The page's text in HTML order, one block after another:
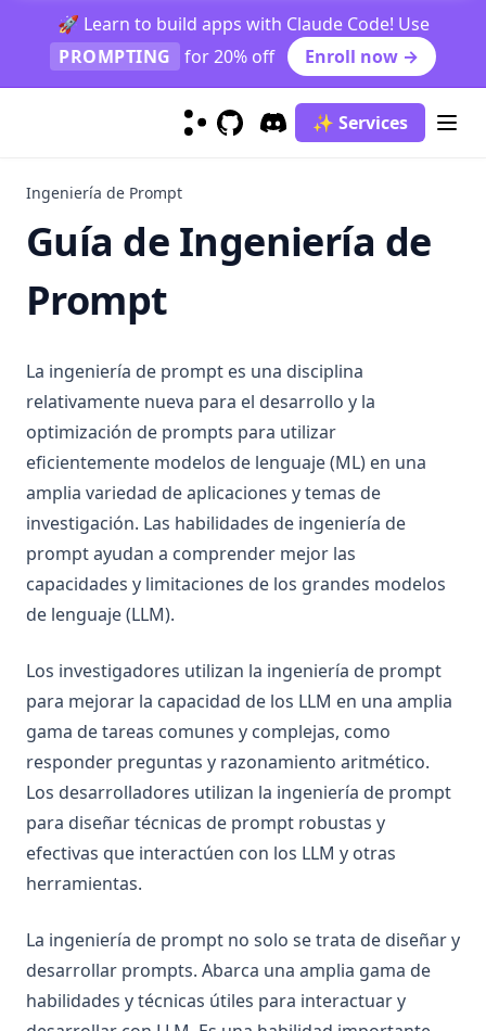
🚀 Learn to build apps with Claude Code! Use
PROMPTING
for 20% off Enroll now →
(opens in a new tab)
Discord
(opens in a new tab)
✨ Services
Gemini Advanced
Gemini 1.5 Pro
OLMo
Sora
Listado de LLMs
claude-3
grok-1
kimi-k2.5
llama-3
mistral-large
mixtral-8x22b
Riesgos y Malos Usos
Adversarial Prompting
Sesgos
LLM Research Findings
LLM Agents
RAG for LLMs
Trustworthiness in LLMs
groq
infini-attention
llm-reasoning
llm-recall
Ingeniería de Prompt
Guía de Ingeniería de
Prompt
La ingeniería de prompt es una disciplina
relativamente nueva para el desarrollo y la
optimización de prompts para utilizar
eficientemente modelos de lenguaje (ML) en una
amplia variedad de aplicaciones y temas de
investigación. Las habilidades de ingeniería de
prompt ayudan a comprender mejor las
capacidades y limitaciones de los grandes modelos
de lenguaje (LLM).
Los investigadores utilizan la ingeniería de prompt
para mejorar la capacidad de los LLM en una amplia
gama de tareas comunes y complejas, como
responder preguntas y razonamiento aritmético.
Los desarrolladores utilizan la ingeniería de prompt
para diseñar técnicas de prompt robustas y
efectivas que interactúen con los LLM y otras
herramientas.
La ingeniería de prompt no solo se trata de diseñar y
desarrollar prompts. Abarca una amplia gama de
habilidades y técnicas útiles para interactuar y